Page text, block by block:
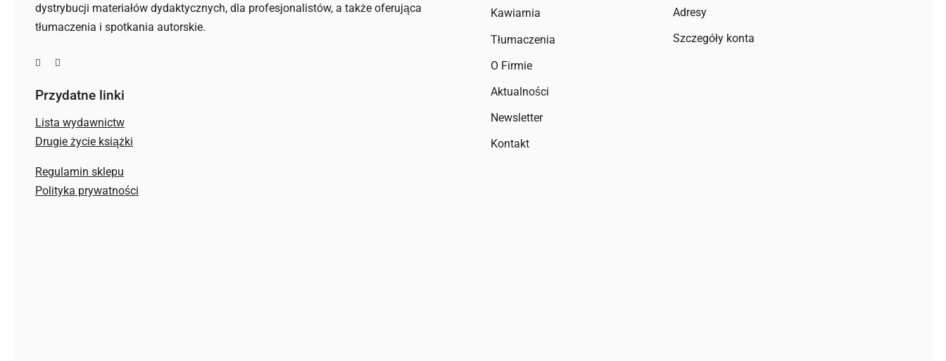
dystrybucji materiałów dydaktycznych, dla profesjonalistów, a także oferująca
tłumaczenia i spotkania autorskie.
Przydatne linki
Lista wydawnictw
Drugie życie książki
Regulamin sklepu
Polityka prywatności
Kawiarnia
Tłumaczenia
O Firmie
Aktualności
Newsletter
Kontakt
Adresy
Szczegóły konta